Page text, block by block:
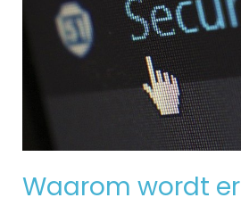
Waarom wordt er